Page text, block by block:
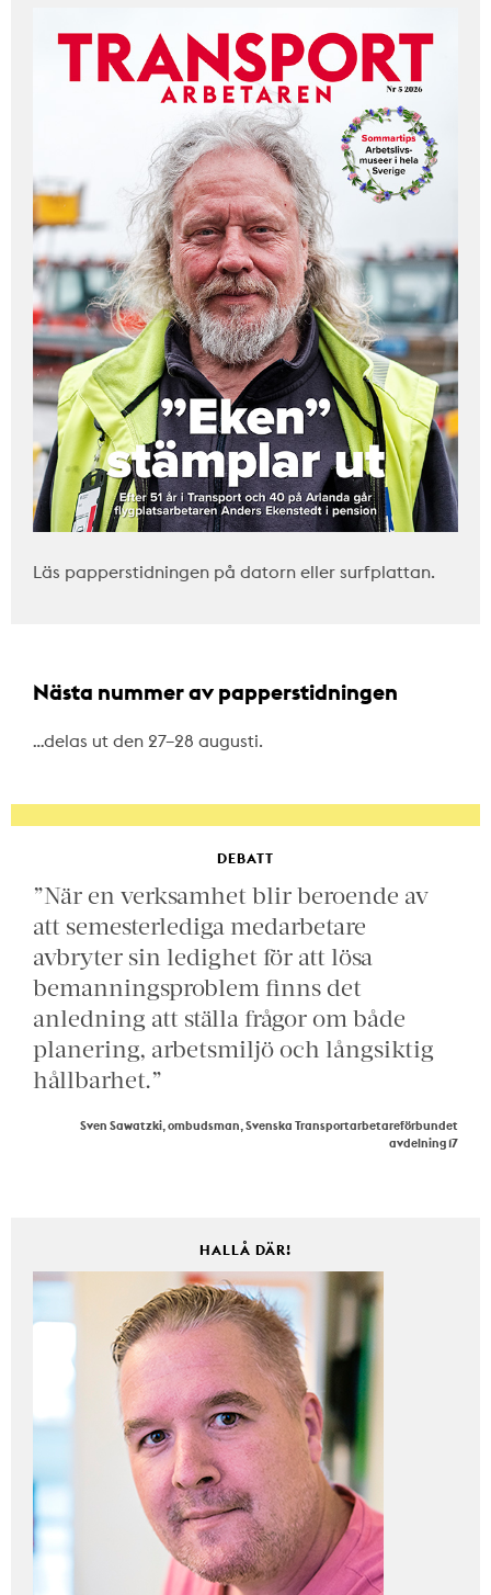
Läs papperstidningen på datorn eller surfplattan.
Nästa nummer av papperstidningen
…delas ut den 27–28 augusti.
DEBATT
”När en verksamhet blir beroende av
att semesterlediga medarbetare
avbryter sin ledighet för att lösa
bemanningsproblem finns det
anledning att ställa frågor om både
planering, arbetsmiljö och långsiktig
hållbarhet.”
Sven Sawatzki, ombudsman, Svenska Transportarbetareförbundet
avdelning 17
HALLÅ DÄR!